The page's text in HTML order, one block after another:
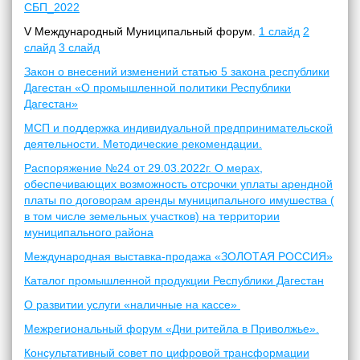
СБП_2022
V Международный Муниципальный форум. 1 слайд 2
слайд 3 слайд
Закон о внесений изменений статью 5 закона республики
Дагестан «О промышленной политики Республики
Дагестан»
МСП и поддержка индивидуальной предпринимательской
деятельности. Методические рекомендации.
Распоряжение №24 от 29.03.2022г. О мерах,
обеспечивающих возможность отсрочки уплаты арендной
платы по договорам аренды муниципального имушества (
в том числе земельных участков) на территории
муниципального района
Международная выставка-продажа «ЗОЛОТАЯ РОССИЯ»
Каталог промышленной продукции Республики Дагестан
О развитии услуги «наличные на кассе»
Межрегиональный форум «Дни ритейла в Приволжье».
Консультативный совет по цифровой трансформации